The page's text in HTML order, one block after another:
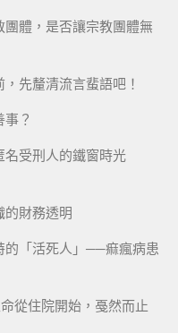
團體，是否讓宗教團體無
先釐清流言蜚語吧！
？
名受刑人的鐵窗時光
的財務透明
的「活死人」──痲瘋病患
從住院開始，戞然而止